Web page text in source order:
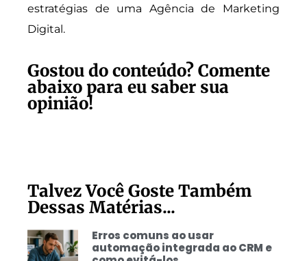
estratégias de uma Agência de Marketing
Digital.
Gostou do conteúdo? Comente
abaixo para eu saber sua
opinião!
Talvez Você Goste Também
Dessas Matérias...
Erros comuns ao usar
automação integrada ao CRM e